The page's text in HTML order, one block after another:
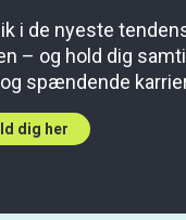
i de nyeste
– og hold dig
spændende
dig her